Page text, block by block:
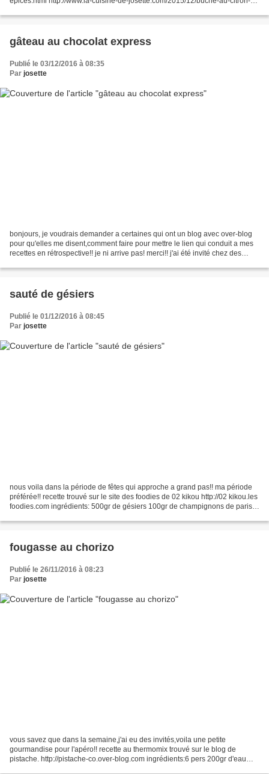
canard-seche.html http://www.la-cuisine-de-josette.com/article-pompe-de-
noel-a-la-creme-de-marrons-et-mascarpone-121632780.html A...
gâteau au chocolat express
Publié le 03/12/2016 à 08:35
Par josette
bonjours, je voudrais demander a certaines qui ont un blog avec over-blog
pour qu'elles me disent,comment faire pour mettre le lien qui conduit a mes
recettes en rétrospective!! je ni arrive pas! merci!! j'ai été invité chez des
sauté de gésiers
Publié le 01/12/2016 à 08:45
Par josette
nous voila dans la période de fêtes qui approche a grand pas!! ma période
préférée!! recette trouvé sur le site des foodies de 02 kikou http://02 kikou.les
foodies.com ingrédients: 500gr de gésiers 100gr de champignons de paris
fougasse au chorizo
Publié le 26/11/2016 à 08:23
Par josette
vous savez que dans la semaine,j'ai eu des invités,voila une petite
gourmandise pour l'apéro!! recette au thermomix trouvé sur le blog de
pistache. http://pistache-co.over-blog.com ingrédients:6 pers 200gr d'eau